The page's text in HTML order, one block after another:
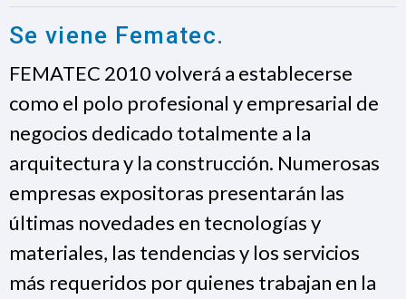
Se viene Fematec.
FEMATEC 2010 volverá a establecerse
como el polo profesional y empresarial de
negocios dedicado totalmente a la
arquitectura y la construcción. Numerosas
empresas expositoras presentarán las
últimas novedades en tecnologías y
materiales, las tendencias y los servicios
más requeridos por quienes trabajan en la